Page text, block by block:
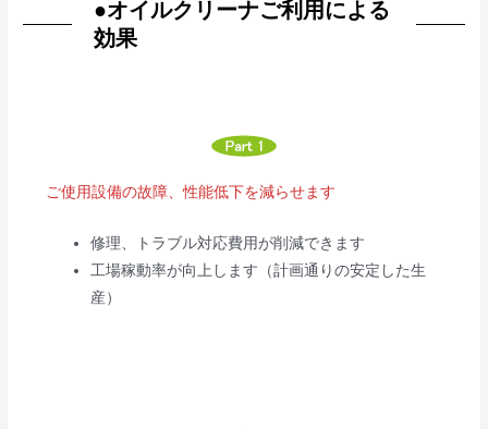
●オイルクリーナご利用による
効果
ご使用設備の故障、性能低下を減らせます
修理、トラブル対応費用が削減できます
工場稼動率が向上します（計画通りの安定した生
産）